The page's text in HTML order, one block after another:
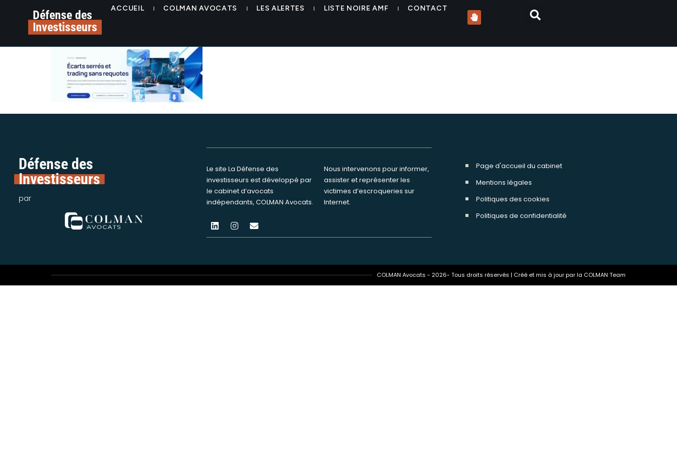
Défense des
Investisseurs
ACCUEIL COLMAN AVOCATS LES ALERTES LISTE NOIRE AMF CONTACT
alerte escroquerie trading inside invest colman avocats
Défense des
Investisseurs
par
Le site La Défense des
investisseurs est développé par
le cabinet d’avocats
indépendants, COLMAN Avocats.
Nous intervenons pour informer,
assister et représenter les
victimes d’escroqueries sur
Internet.
Page d'accueil du cabinet
Mentions légales
Politiques des cookies
Politiques de confidentialité
COLMAN Avocats - 2026- Tous droits réservés | Créé et mis à jour par la COLMAN Team